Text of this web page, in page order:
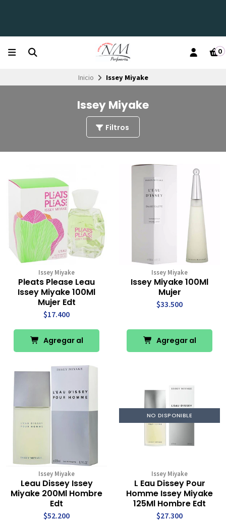
0
Inicio Issey Miyake
Issey Miyake
Filtros
Issey Miyake
Pleats Please Leau
Issey Miyake 100Ml
Mujer Edt
$17.400
Agregar al
Issey Miyake
Issey Miyake 100Ml
Mujer
$33.500
Agregar al
Issey Miyake
Leau Dissey Issey
Miyake 200Ml Hombre
Edt
$52.200
NO DISPONIBLE
Issey Miyake
L Eau Dissey Pour
Homme Issey Miyake
125Ml Hombre Edt
$27.300